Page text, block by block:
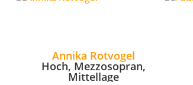
Annika Rotvogel
Hoch, Mezzosopran,
Mittellage